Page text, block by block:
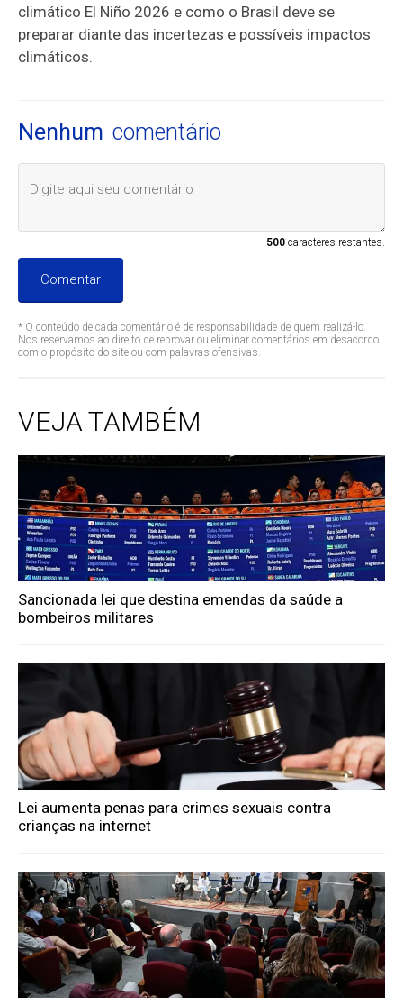
climático El Niño 2026 e como o Brasil deve se
preparar diante das incertezas e possíveis impactos
climáticos.
Nenhum comentário
500caracteres restantes.
Comentar
* O conteúdo de cada comentário é de responsabilidade de quem realizá-lo.
Nos reservamos ao direito de reprovar ou eliminar comentários em desacordo
com o propósito do site ou com palavras ofensivas.
VEJA TAMBÉM
Sancionada lei que destina emendas da saúde a
bombeiros militares
Lei aumenta penas para crimes sexuais contra
crianças na internet